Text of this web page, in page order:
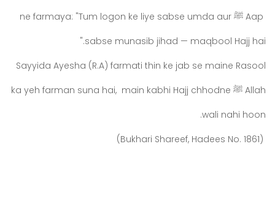
Aap ﷺ ne farmaya: "Tum logon ke liye sabse umda aur
sabse munasib jihad — maqbool Hajj hai."
Sayyida Ayesha (R.A) farmati thin ke jab se maine Rasool
Allah ﷺ ka yeh farman suna hai, main kabhi Hajj chhodne
wali nahi hoon.
(Bukhari Shareef, Hadees No. 1861)